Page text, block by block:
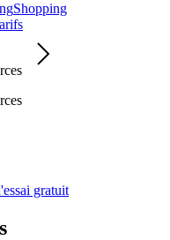
Shopping
gratuit